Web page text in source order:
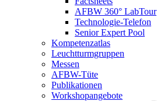
AFBW 360° LabTour
Technologie-Telefon
Senior Expert Pool
Kompetenzatlas
Leuchtturm­gruppen
Messen
AFBW-Tüte
Publikationen
Workshopangebote